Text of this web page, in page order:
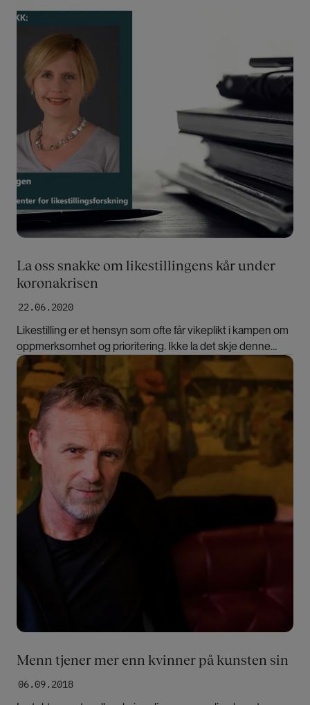
22.06.2020
La oss snakke om likestillingens kår under
koronakrisen
Likestilling er et hensyn som ofte får vikeplikt i kampen om
oppmerksomhet og prioritering. Ikke la det skje denne
gangen, skriver Mari Teigen.
06.09.2018
Menn tjener mer enn kvinner på kunsten sin
Bilde